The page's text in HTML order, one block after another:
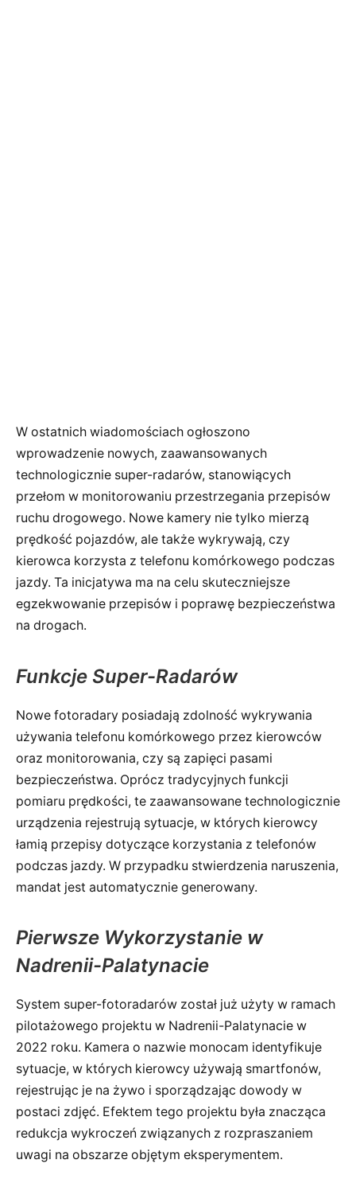
W ostatnich wiadomościach ogłoszono
wprowadzenie nowych, zaawansowanych
technologicznie super-radarów, stanowiących
przełom w monitorowaniu przestrzegania przepisów
ruchu drogowego. Nowe kamery nie tylko mierzą
prędkość pojazdów, ale także wykrywają, czy
kierowca korzysta z telefonu komórkowego podczas
jazdy. Ta inicjatywa ma na celu skuteczniejsze
egzekwowanie przepisów i poprawę bezpieczeństwa
na drogach.
Funkcje Super-Radarów
Nowe fotoradary posiadają zdolność wykrywania
używania telefonu komórkowego przez kierowców
oraz monitorowania, czy są zapięci pasami
bezpieczeństwa. Oprócz tradycyjnych funkcji
pomiaru prędkości, te zaawansowane technologicznie
urządzenia rejestrują sytuacje, w których kierowcy
łamią przepisy dotyczące korzystania z telefonów
podczas jazdy. W przypadku stwierdzenia naruszenia,
mandat jest automatycznie generowany.
Pierwsze Wykorzystanie w
Nadrenii-Palatynacie
System super-fotoradarów został już użyty w ramach
pilotażowego projektu w Nadrenii-Palatynacie w
2022 roku. Kamera o nazwie monocam identyfikuje
sytuacje, w których kierowcy używają smartfonów,
rejestrując je na żywo i sporządzając dowody w
postaci zdjęć. Efektem tego projektu była znacząca
redukcja wykroczeń związanych z rozpraszaniem
uwagi na obszarze objętym eksperymentem.